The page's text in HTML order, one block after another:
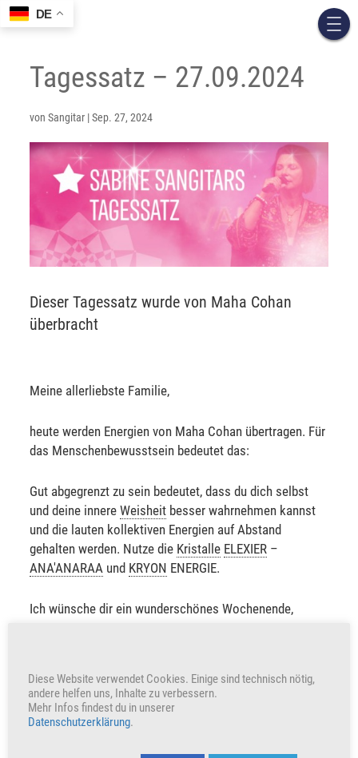
Tagessatz – 27.09.2024
vonSangitar |Sep. 27, 2024
Dieser Tagessatz wurde von Maha Cohan
überbracht
Meine allerliebste Familie,
heute werden Energien von Maha Cohan übertragen. Für
das Menschenbewusstsein bedeutet das:
Gut abgegrenzt zu sein bedeutet, dass du dich selbst
und deine innereWeisheit besser wahrnehmen kannst
und die lauten kollektiven Energien auf Abstand
gehalten werden. Nutze die Kristalle ELEXIER –
ANA'ANARAA und KRYON ENERGIE.
Ich wünsche dir ein wunderschönes Wochenende,
+383 Herzen freuen auch uns
Diese Website verwendet Cookies. Einige sind technisch nötig,
andere helfen uns, Inhalte zu verbessern.
Mehr Infos findest du in unserer
Datenschutzerklärung.
DE